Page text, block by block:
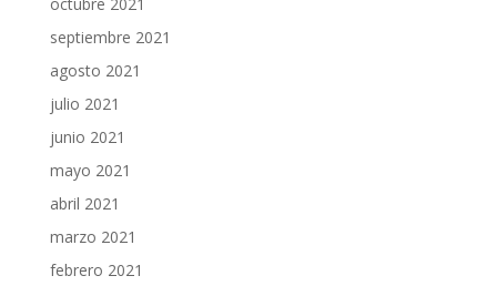
septiembre 2021
agosto 2021
julio 2021
junio 2021
mayo 2021
abril 2021
marzo 2021
febrero 2021